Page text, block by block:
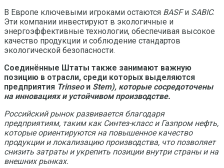
В Европе ключевыми игроками остаются BASFи SABIC.
Эти компании инвестируют в экологичные и
энергоэффективные технологии, обеспечивая высокое
качество продукции и соблюдение стандартов
экологической безопасности.
Соединённые Штаты также занимают важную
позицию в отрасли, среди которых выделяются
предприятия Trinseoи Stem), которые сосредоточены
на инновациях и устойчивом производстве.
Российский рынок развивается благодаря
предприятиям, таким как Синтез-класси Газпром нефть,
которые ориентируются на повышенное качество
продукции и локализацию производства, что позволяет
снизить затраты и укрепить позиции внутри страны и на
внешних рынках.